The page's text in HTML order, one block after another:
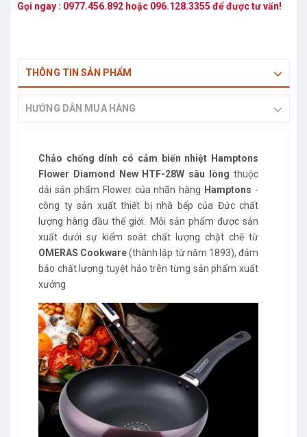
Gọi ngay : 0977.456.892 hoặc 096.128.3355 để được tư vấn!
THÔNG TIN SẢN PHẨM
HƯỚNG DẪN MUA HÀNG
Chảo chống dính có cảm biến nhiệt Hamptons
Flower Diamond New HTF-28W sâu lòng thuộc
dải sản phẩm Flower của nhãn hàng Hamptons -
công ty sản xuất thiết bị nhà bếp của Đức chất
lượng hàng đầu thế giới. Mỗi sản phẩm được sản
xuất dưới sự kiểm soát chất lượng chặt chẽ từ
OMERAS Cookware(thành lập từ năm 1893), đảm
bảo chất lượng tuyệt hảo trên từng sản phẩm xuất
xưởng